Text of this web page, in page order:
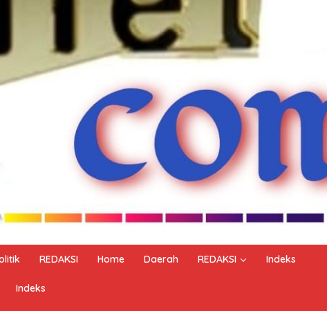
REDAKSI Home Daerah REDAKSI Indeks
Indeks